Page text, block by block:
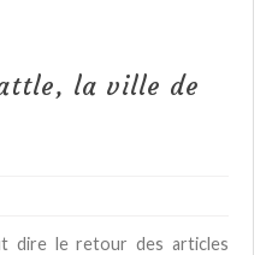
la ville de
dire le retour des articles